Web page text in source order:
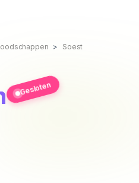
Soest
Gesloten